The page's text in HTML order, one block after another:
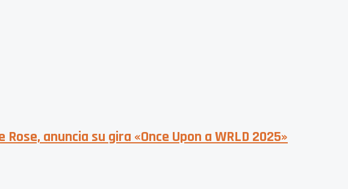
anuncia su gira «Once Upon a WRLD 2025»